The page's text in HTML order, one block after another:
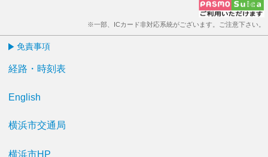
※一部、ICカード非対応系統がございます。ご注意下さい。
免責事項
経路・時刻表
English
横浜市交通局
横浜市HP